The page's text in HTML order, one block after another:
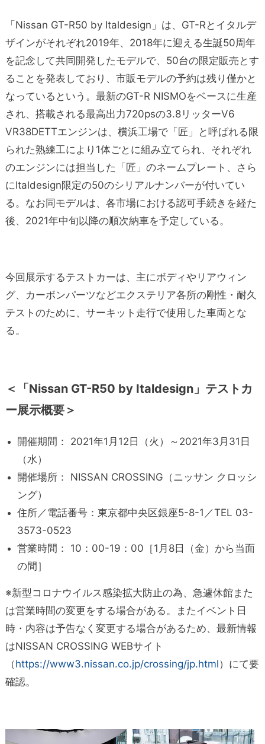
「Nissan GT-R50 by Italdesign」は、GT-Rとイタルデ
ザインがそれぞれ2019年、2018年に迎える生誕50周年
を記念して共同開発したモデルで、50台の限定販売とす
ることを発表しており、市販モデルの予約は残り僅かと
なっているという。最新のGT-R NISMOをベースに生産
され、搭載される最高出力720psの3.8リッターV6
VR38DETTエンジンは、横浜工場で「匠」と呼ばれる限
られた熟練工により1体ごとに組み立てられ、それぞれ
のエンジンには担当した「匠」のネームプレート、さら
にItaldesign限定の50のシリアルナンバーが付いてい
る。なお同モデルは、各市場における認可手続きを経た
後、2021年中旬以降の順次納車を予定している。
今回展示するテストカーは、主にボディやリアウィン
グ、カーボンパーツなどエクステリア各所の剛性・耐久
テストのために、サーキット走行で使用した車両とな
る。
＜「Nissan GT-R50 by Italdesign」テストカ
ー展示概要＞
開催期間： 2021年1月12日（火）～2021年3月31日
（水）
開催場所： NISSAN CROSSING（ニッサン クロッシ
ング）
住所／電話番号：東京都中央区銀座5-8-1／TEL 03-
3573-0523
営業時間： 10：00-19：00［1月8日（金）から当面
の間］
※新型コロナウイルス感染拡大防止の為、急遽休館また
は営業時間の変更をする場合がある。またイベント日
時・内容は予告なく変更する場合があるため、最新情報
はNISSAN CROSSING WEBサイト
（https://www3.nissan.co.jp/crossing/jp.html）にて要
確認。